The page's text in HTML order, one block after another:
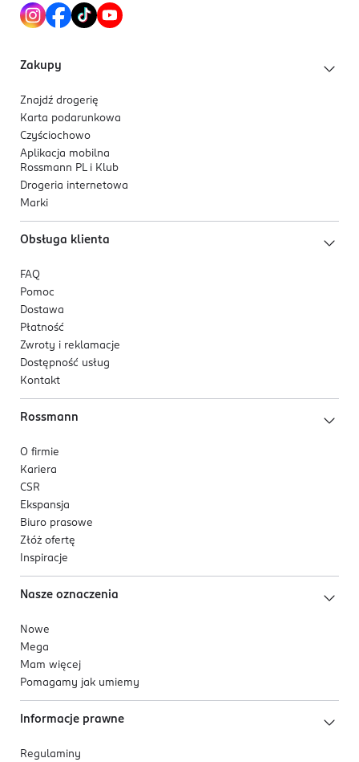
Kod EAN
Zakupy
Znajdź drogerię
Karta podarunkowa
Czyściochowo
Aplikacja mobilna
Rossmann PL i Klub
Drogeria internetowa
Marki
Obsługa klienta
FAQ
Pomoc
Dostawa
Płatność
Zwroty i reklamacje
Dostępność usług
Kontakt
Rossmann
O firmie
Kariera
CSR
Ekspansja
Biuro prasowe
Złóż ofertę
Inspiracje
Nasze oznaczenia
Nowe
Mega
Mam więcej
Pomagamy jak umiemy
Informacje prawne
Regulaminy